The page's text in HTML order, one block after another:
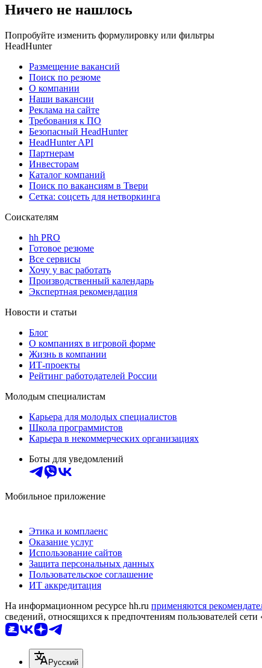
Ничего не нашлось
Попробуйте изменить формулировку или фильтры
HeadHunter
Размещение вакансий
Поиск по резюме
О компании
Наши вакансии
Реклама на сайте
Требования к ПО
Безопасный HeadHunter
HeadHunter API
Партнерам
Инвесторам
Каталог компаний
Поиск по вакансиям в Твери
Сетка: соцсеть для нетворкинга
Соискателям
hh PRO
Готовое резюме
Все сервисы
Хочу у вас работать
Производственный календарь
Экспертная рекомендация
Новости и статьи
Блог
О компаниях в игровой форме
Жизнь в компании
ИТ-проекты
Рейтинг работодателей России
Молодым специалистам
Карьера для молодых специалистов
Школа программистов
Карьера в некоммерческих организациях
Боты для уведомлений
Мобильное приложение
Этика и комплаенс
Оказание услуг
Использование сайтов
Защита персональных данных
Пользовательское соглашение
ИТ аккредитация
На информационном ресурсе hh.ru применяются
сведений, относящихся к предпочтениям пользователей
Русский